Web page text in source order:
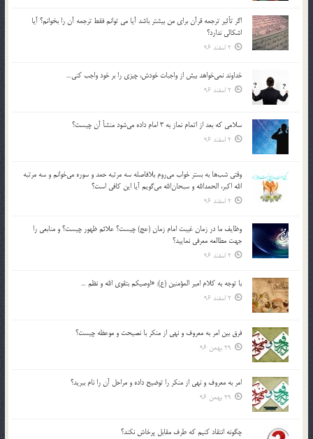
اگر تأثير ترجمه قرآن براي من بيشتر باشد آيا مي توانم فقط ترجمه آن را بخوانم؟ آيا
اشكالي ندارد؟
2 اسفند 96
خداوند نمي‌خواهد بيش از واجبات خودش، چيزي را بر خود واجب كني…
2 اسفند 96
سلامي كه بعد از اتمام نماز به 3 امام داده مي‌شود منشأ آن چيست؟
2 اسفند 96
وقتي شب‌ها به بستر خواب مي‌روم بلافاصله سه مرتبه حمد و سوره مي‌خوانم و سه مرتبه
الله اكبر، الحمدالله و سبحان‌الله مي‌گويم آيا اين كافي است؟
2 اسفند 96
وظايف ما در زمان غيبت امام زمان (عج) چيست؟ علائم ظهور چيست؟ و منابعي را
جهت مطالعه معرفي نماييد؟
2 اسفند 96
با توجه به كلام امير المؤمنين (ع): «اوصيكم بتقوي الله و نظم …
2 اسفند 96
فرق بين امر به معروف و نهي از منكر با نصيحت و موعظه چيست؟
29 بهمن 96
امر به معروف و نهي از منكر را توضيح داده و مراحل آن را نام ببريد؟
29 بهمن 96
چگونه انتقاد كنيم كه طرف مقابل پرخاش نكند؟